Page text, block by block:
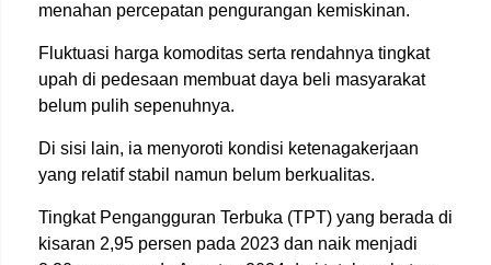
menahan percepatan pengurangan kemiskinan.
Fluktuasi harga komoditas serta rendahnya tingkat
upah di pedesaan membuat daya beli masyarakat
belum pulih sepenuhnya.
Di sisi lain, ia menyoroti kondisi ketenagakerjaan
yang relatif stabil namun belum berkualitas.
Tingkat Pengangguran Terbuka (TPT) yang berada di
kisaran 2,95 persen pada 2023 dan naik menjadi